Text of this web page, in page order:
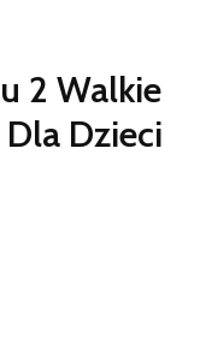
2 Walkie
Dzieci